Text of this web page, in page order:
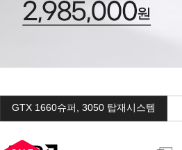
GTX 1660슈퍼, 3050 탑재시스템